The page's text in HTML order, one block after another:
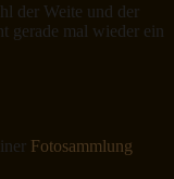
der Weite und der
gerade mal wieder ein
Fotosammlung